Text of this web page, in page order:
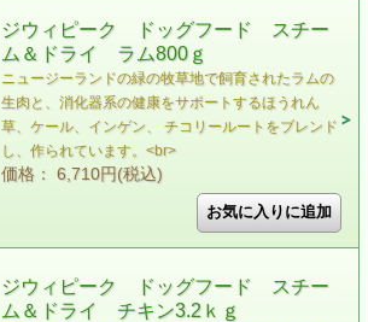
ジウィピーク ドッグフード スチー
ム＆ドライ ラム800ｇ
ニュージーランドの緑の牧草地で飼育されたラムの
⽣⾁と、消化器系の健康をサポートするほうれん
草、ケール、インゲン、 チコリールートをブレンド
し、作られています。<br>
価格： 6,710円(税込)
ジウィピーク ドッグフード スチー
ム＆ドライ チキン3.2ｋｇ